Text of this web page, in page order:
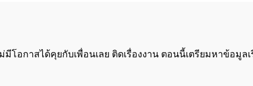
กาสได้คุยกับเพื่อนเลย ติดเรื่องงาน ตอนนี้เตรียมหาข้อมูล